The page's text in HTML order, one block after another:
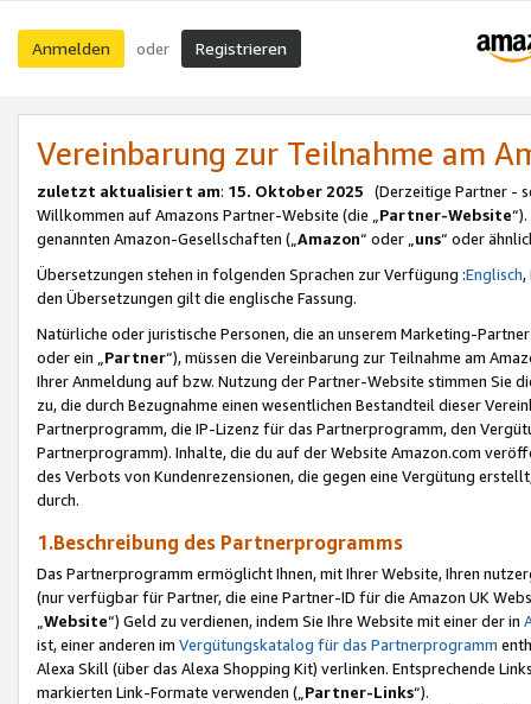
Anmelden oder Registrieren
Vereinbarung zur Teilnahme am
zuletzt aktualisiert am: 15. Oktober 2025 (Derzeitige Partner -
Willkommen auf Amazons Partner-Website (die „Partner-Website
genannten Amazon-Gesellschaften („Amazon“ oder „uns“ oder
Übersetzungen stehen in folgenden Sprachen zur Verfügung :Englisch,
den Übersetzungen gilt die englische Fassung.
Natürliche oder juristische Personen, die an unserem Marketing-
oder ein „Partner“), müssen die Vereinbarung zur Teilnahme am
Ihrer Anmeldung auf bzw. Nutzung der Partner-Website stimmen Sie
zu, die durch Bezugnahme einen wesentlichen Bestandteil dieser
Partnerprogramm, die IP-Lizenz für das Partnerprogramm, den
Partnerprogramm). Inhalte, die du auf der Website Amazon.com
des Verbots von Kundenrezensionen, die gegen eine Vergütung
durch.
1.Beschreibung des Partnerprogramms
Das Partnerprogramm ermöglicht Ihnen, mit Ihrer Website, Ihren
(nur verfügbar für Partner, die eine Partner-ID für die Amazon UK
Website“) Geld zu verdienen, indem Sie Ihre Website mit einer der in
ist, einer anderen im Vergütungskatalog für das Partnerprogramm
Alexa Skill (über das Alexa Shopping Kit) verlinken. Entsprechende
markierten Link-Formate verwenden („ Partner-Links“).